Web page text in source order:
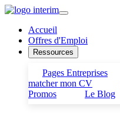
Accueil
Offres d'Emploi
Ressources
Pages Entreprises
matcher mon CV
Promos
Le Blog